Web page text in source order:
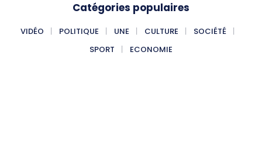
Catégories populaires
VIDÉO POLITIQUE UNE CULTURE
SOCIÉTÉ
SPORT
ECONOMIE